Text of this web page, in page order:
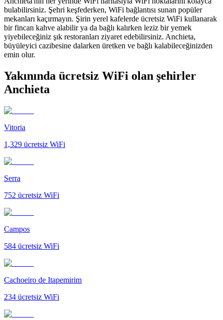
bulabilirsiniz. Şehri keşfederken, WiFi bağlantısı sunan popüler
mekanları kaçırmayın. Şirin yerel kafelerde ücretsiz WiFi kullanarak
bir fincan kahve alabilir ya da bağlı kalırken leziz bir yemek
yiyebileceğiniz şık restoranları ziyaret edebilirsiniz. Anchieta,
büyüleyici cazibesine dalarken üretken ve bağlı kalabileceğinizden
emin olur.
Yakınında ücretsiz WiFi olan şehirler
Anchieta
Vitoria
1,329 ücretsiz WiFi
Serra
752 ücretsiz WiFi
Campos
584 ücretsiz WiFi
Cachoeiro de Itapemirim
234 ücretsiz WiFi